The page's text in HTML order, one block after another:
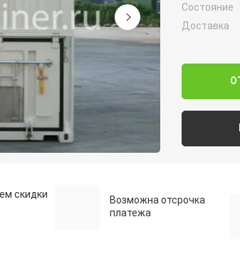
Состояние
Доставка
скидки
Возможна отсрочка
платежа